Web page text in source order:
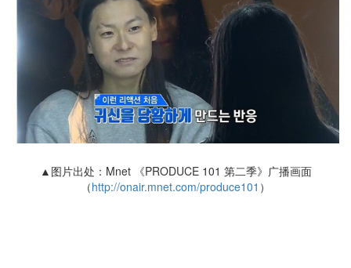
▲图片出处：Mnet 《PRODUCE 101 第二季》广播画面
（http://onair.mnet.com/produce101 ）